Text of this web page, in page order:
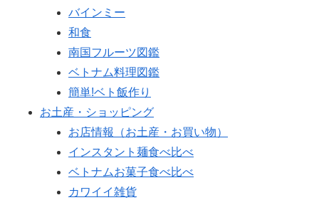
バインミー
和食
南国フルーツ図鑑
ベトナム料理図鑑
簡単!ベト飯作り
お土産・ショッピング
お店情報（お土産・お買い物）
インスタント麺食べ比べ
ベトナムお菓子食べ比べ
カワイイ雑貨